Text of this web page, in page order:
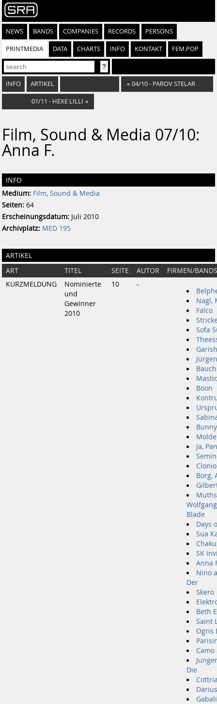
NEWS BANDS COMPANIES RECORDS PERSONS
PRINTMEDIA DATA CHARTS INFO KONTAKT FEM.POP
INFO ARTIKEL « 04/10 - PAROV STELAR
01/11 - HEXE LILLI »
Film, Sound & Media 07/10:
Anna F.
INFO
Medium: Film, Sound & Media
Seiten: 64
Erscheinungsdatum: Juli 2010
Archivplatz: MED 195
ARTIKEL
ART TITEL SEITE AUTOR
FIRMEN/
KURZMELDUNG
Nominierte
und
Gewinner
2010
10 -
Nagl,
Falco
Sofa
Garish
Boon
Ja,
Borg,
Blade
Days
Sua
SK
Anna
Nino
Der
Skero
Beth
Saint
Ogris
Camo
Die